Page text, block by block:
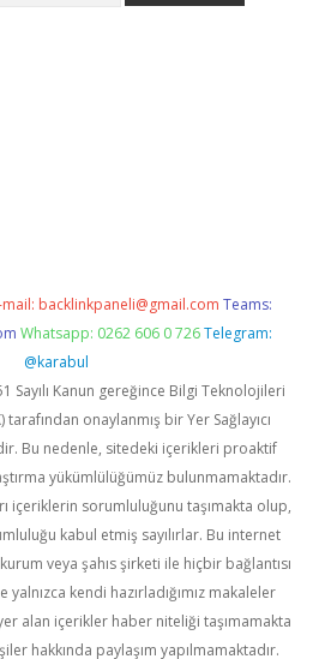
mail: backlinkpaneli@gmail.com Teams:
Whatsapp: 0262 606 0 726 Telegram:
@karabul
Sayılı Kanun gereğince Bilgi Teknolojileri
onaylanmış bir Yer Sağlayıcı
Bu nedenle, sitedeki içerikleri proaktif
yükümlülüğümüz bulunmamaktadır.
içeriklerin sorumluluğunu taşımakta olup,
kabul etmiş sayılırlar. Bu internet
veya şahıs şirketi ile hiçbir bağlantısı
kendi hazırladığımız makaleler
alan içerikler haber niteliği taşımamakta
hakkında paylaşım yapılmamaktadır.